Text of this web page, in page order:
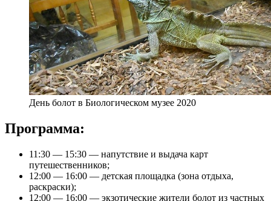
День болот в Биологическом музее 2020
Программа:
11:30 — 15:30 — напутствие и выдача карт
путешественников;
12:00 — 16:00 — детская площадка (зона отдыха,
раскраски);
12:00 — 16:00 — экзотические жители болот из частных